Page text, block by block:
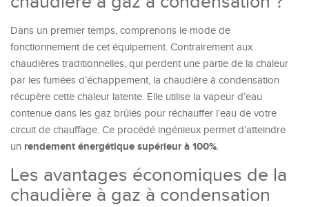
Dans un premier temps, comprenons le mode de
fonctionnement de cet équipement. Contrairement aux
chaudières traditionnelles, qui perdent une partie de la chaleur
par les fumées d’échappement, la chaudière à condensation
récupère cette chaleur latente. Elle utilise la vapeur d’eau
contenue dans les gaz brûlés pour réchauffer l’eau de votre
circuit de chauffage. Ce procédé ingénieux permet d’atteindre
un rendement énergétique supérieur à 100%.
Les avantages économiques de la
chaudière à gaz à condensation